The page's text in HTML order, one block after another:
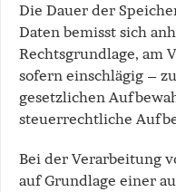
Die Dauer der
Daten bemisst sich
Rechtsgrundlage, am
sofern einschlägig –
gesetzlichen
steuerrechtliche
Bei der Verarbeitung
auf Grundlage einer